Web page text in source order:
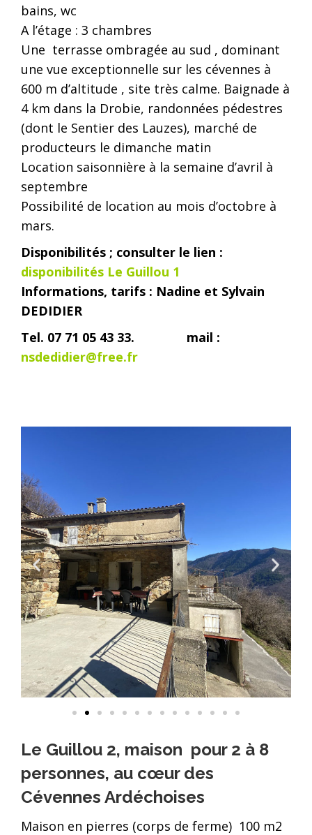
bains, wc
A l’étage : 3 chambres
Une terrasse ombragée au sud , dominant
une vue exceptionnelle sur les cévennes à
600 m d’altitude , site très calme. Baignade à
4 km dans la Drobie, randonnées pédestres
(dont le Sentier des Lauzes), marché de
producteurs le dimanche matin
Location saisonnière à la semaine d’avril à
septembre
Possibilité de location au mois d’octobre à
mars.
Disponibilités ; consulter le lien :
disponibilités Le Guillou 1
Informations, tarifs : Nadine et Sylvain
DEDIDIER
Tel. 07 71 05 43 33. mail :
nsdedidier@free.fr
Le Guillou 2, maison pour 2 à 8
personnes, au cœur des
Cévennes Ardéchoises
Maison en pierres (corps de ferme) 100 m2